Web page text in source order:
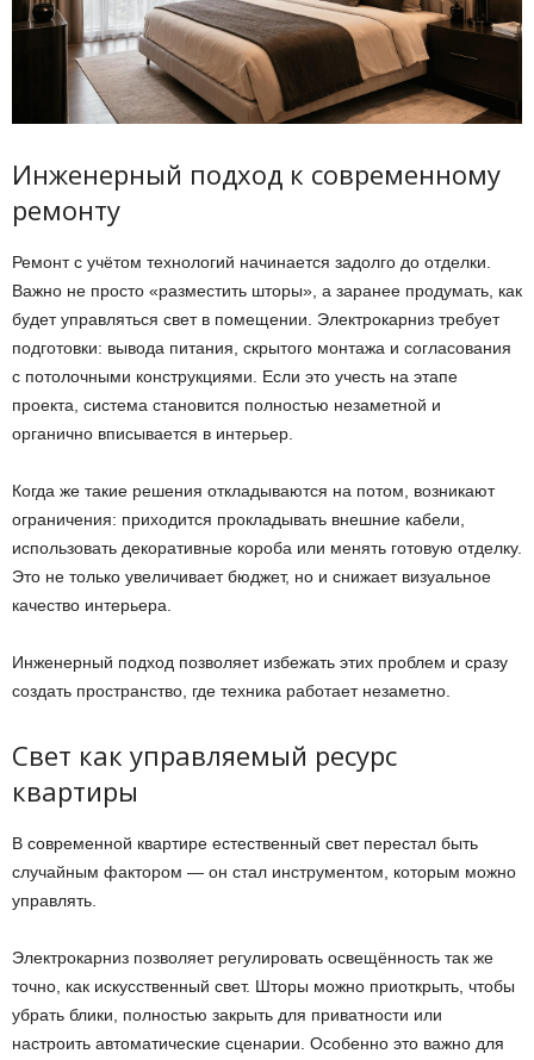
Инженерный подход к современному
ремонту
Ремонт с учётом технологий начинается задолго до отделки.
Важно не просто «разместить шторы», а заранее продумать, как
будет управляться свет в помещении. Электрокарниз требует
подготовки: вывода питания, скрытого монтажа и согласования
с потолочными конструкциями. Если это учесть на этапе
проекта, система становится полностью незаметной и
органично вписывается в интерьер.
Когда же такие решения откладываются на потом, возникают
ограничения: приходится прокладывать внешние кабели,
использовать декоративные короба или менять готовую отделку.
Это не только увеличивает бюджет, но и снижает визуальное
качество интерьера.
Инженерный подход позволяет избежать этих проблем и сразу
создать пространство, где техника работает незаметно.
Свет как управляемый ресурс
квартиры
В современной квартире естественный свет перестал быть
случайным фактором — он стал инструментом, которым можно
управлять.
Электрокарниз позволяет регулировать освещённость так же
точно, как искусственный свет. Шторы можно приоткрыть, чтобы
убрать блики, полностью закрыть для приватности или
настроить автоматические сценарии. Особенно это важно для